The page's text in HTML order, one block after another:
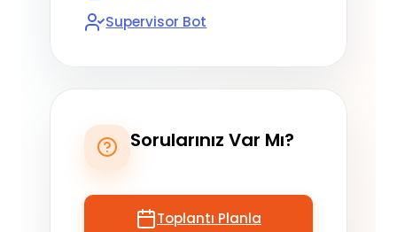
Supervisor Bot
Sorularınız Var Mı?
Toplantı Planla